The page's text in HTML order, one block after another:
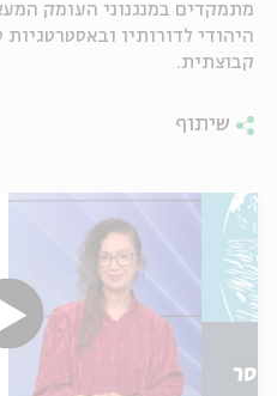
מתמקדים במנגנוני העומק
היהודי לדורותיו
קבוצתית.
שיתוף